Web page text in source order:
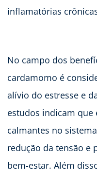
inflamatórias
No campo dos
cardamomo é
alívio do estresse e
estudos indicam que
calmantes no
redução da tensão e
bem-estar. Além